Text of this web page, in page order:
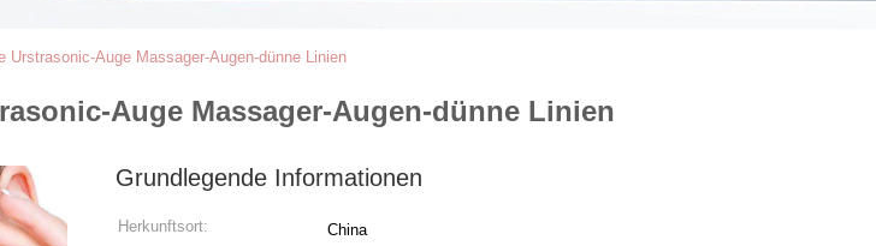
Urstrasonic-Auge Massager-Augen-dünne Linien
Auge Massager-Augen-dünne Linien
Grundlegende Informationen
Herkunftsort: China